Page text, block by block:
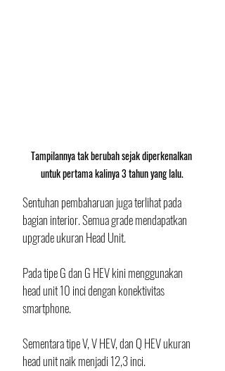
Tampilannya tak berubah sejak diperkenalkan
untuk pertama kalinya 3 tahun yang lalu.
Sentuhan pembaharuan juga terlihat pada
bagian interior. Semua grade mendapatkan
upgrade ukuran Head Unit.
Pada tipe G dan G HEV kini menggunakan
head unit 10 inci dengan konektivitas
smartphone.
Sementara tipe V, V HEV, dan Q HEV ukuran
head unit naik menjadi 12,3 inci.